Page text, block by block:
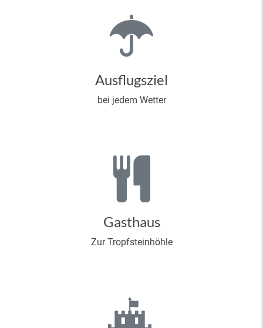
Ausflugsziel
bei jedem Wetter
Gasthaus
Zur Tropfsteinhöhle